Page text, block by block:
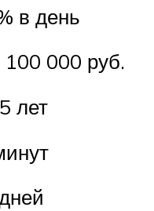
в день
000 руб.
лет